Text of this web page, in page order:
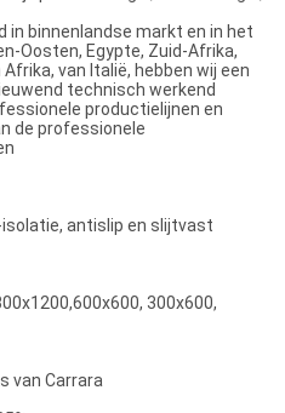
in binnenlandse markt en in het
Oosten, Egypte, Zuid-Afrika,
van Italië, hebben wij een
technisch werkend
productielijnen en
de professionele
antislip en slijtvast
300x600,
van Carrara